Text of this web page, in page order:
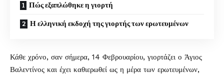
Πώς εξαπλώθηκε η γιορτή
Η ελληνική εκδοχή της γιορτής των ερωτευμένων
Κάθε χρόνο, σαν σήμερα, 14 Φεβρουαρίου, γιορτάζει ο Άγιος
Βαλεντίνος και έχει καθιερωθεί ως η μέρα των ερωτευμένων,